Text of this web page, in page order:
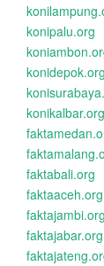
konipalu.org
konidepok.org
konikalbar.org
faktabali.org
faktaaceh.org
faktajambi.org
faktajabar.org